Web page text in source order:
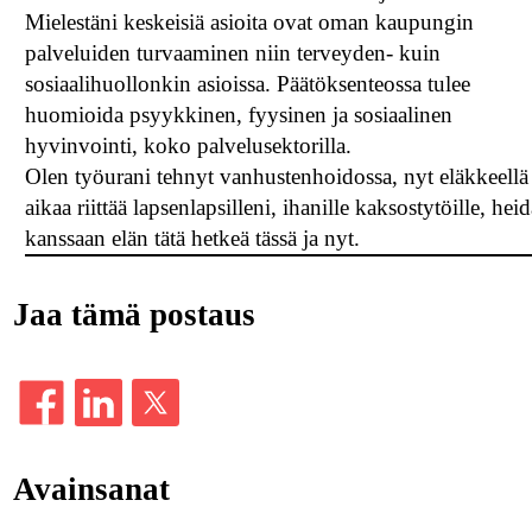
Mielestäni keskeisiä asioita ovat oman kaupungin
palveluiden turvaaminen niin terveyden- kuin
sosiaalihuollonkin asioissa. Päätöksenteossa tulee
huomioida psyykkinen, fyysinen ja sosiaalinen
hyvinvointi, koko palvelusektorilla.
Olen työurani tehnyt vanhustenhoidossa, nyt eläkkeellä
aikaa riittää lapsenlapsilleni, ihanille kaksostytöille,
kanssaan elän tätä hetkeä tässä ja nyt.
Jaa tämä postaus
Avainsanat